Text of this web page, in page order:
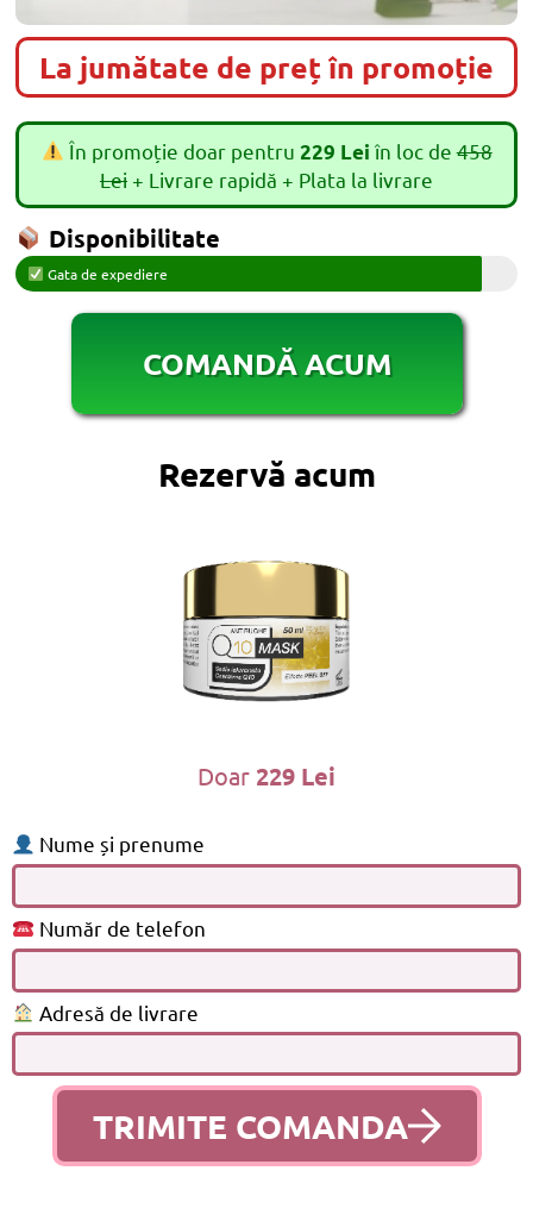
La jumătate de preț în promoție
În promoție doar pentru 229 Lei în loc de458
Lei + Livrare rapidă + Plata la livrare
Disponibilitate
Gata de expediere
COMANDĂ ACUM
Rezervă acum
Doar 229 Lei
Nume și prenume
Număr de telefon
Adresă de livrare
TRIMITE COMANDA